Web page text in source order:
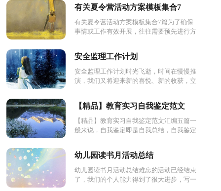
有关夏令营活动方案模板集合7
篇
有关夏令营活动方案模板集合7篇为了确保
事情或工作有效开展，往往需要预先进行方
安全监理工作计划
安全监理工作计划时光飞逝，时间在慢慢推
演，我们又将迎来新的喜悦、新的收获，立
【精品】教育实习自我鉴定范文
汇编五篇
【精品】教育实习自我鉴定范文汇编五篇一
般来说，自我鉴定即是自我总结，自我鉴定
幼儿园读书月活动总结
幼儿园读书月活动总结难忘的活动已经结束
了，我们的个人能力得到了很大进步，写一